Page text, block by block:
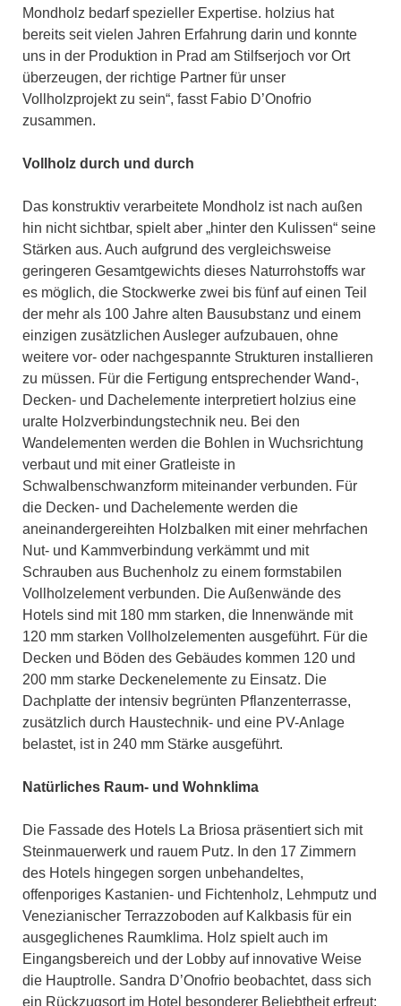
Mondholz bedarf spezieller Expertise. holzius hat
bereits seit vielen Jahren Erfahrung darin und konnte
uns in der Produktion in Prad am Stilfserjoch vor Ort
überzeugen, der richtige Partner für unser
Vollholzprojekt zu sein“, fasst Fabio D’Onofrio
zusammen.
Vollholz durch und durch
Das konstruktiv verarbeitete Mondholz ist nach außen
hin nicht sichtbar, spielt aber „hinter den Kulissen“ seine
Stärken aus. Auch aufgrund des vergleichsweise
geringeren Gesamtgewichts dieses Naturrohstoffs war
es möglich, die Stockwerke zwei bis fünf auf einen Teil
der mehr als 100 Jahre alten Bausubstanz und einem
einzigen zusätzlichen Ausleger aufzubauen, ohne
weitere vor- oder nachgespannte Strukturen installieren
zu müssen. Für die Fertigung entsprechender Wand-,
Decken- und Dachelemente interpretiert holzius eine
uralte Holzverbindungstechnik neu. Bei den
Wandelementen werden die Bohlen in Wuchsrichtung
verbaut und mit einer Gratleiste in
Schwalbenschwanzform miteinander verbunden. Für
die Decken- und Dachelemente werden die
aneinandergereihten Holzbalken mit einer mehrfachen
Nut- und Kammverbindung verkämmt und mit
Schrauben aus Buchenholz zu einem formstabilen
Vollholzelement verbunden. Die Außenwände des
Hotels sind mit 180 mm starken, die Innenwände mit
120 mm starken Vollholzelementen ausgeführt. Für die
Decken und Böden des Gebäudes kommen 120 und
200 mm starke Deckenelemente zu Einsatz. Die
Dachplatte der intensiv begrünten Pflanzenterrasse,
zusätzlich durch Haustechnik- und eine PV-Anlage
belastet, ist in 240 mm Stärke ausgeführt.
Natürliches Raum- und Wohnklima
Die Fassade des Hotels La Briosa präsentiert sich mit
Steinmauerwerk und rauem Putz. In den 17 Zimmern
des Hotels hingegen sorgen unbehandeltes,
offenporiges Kastanien- und Fichtenholz, Lehmputz und
Venezianischer Terrazzoboden auf Kalkbasis für ein
ausgeglichenes Raumklima. Holz spielt auch im
Eingangsbereich und der Lobby auf innovative Weise
die Hauptrolle. Sandra D’Onofrio beobachtet, dass sich
ein Rückzugsort im Hotel besonderer Beliebtheit erfreut: